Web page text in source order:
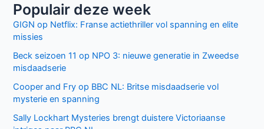
Populair deze week
GIGN op Netflix: Franse actiethriller vol spanning en elite
missies
Beck seizoen 11 op NPO 3: nieuwe generatie in Zweedse
misdaadserie
Cooper and Fry op BBC NL: Britse misdaadserie vol
mysterie en spanning
Sally Lockhart Mysteries brengt duistere Victoriaanse